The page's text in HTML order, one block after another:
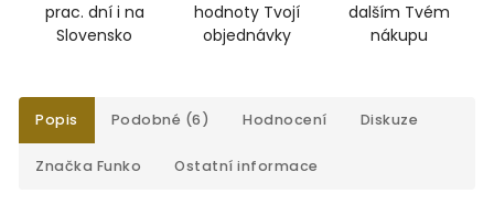
prac. dní i na
Slovensko
hodnoty Tvojí
objednávky
dalším Tvém
nákupu
Popis Podobné (6) Hodnocení Diskuze
Značka Funko Ostatní informace